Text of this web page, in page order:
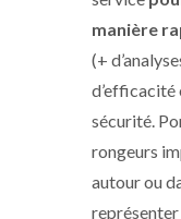
manière
(+
d’efficacité
sécurité.
rongeurs
autour ou
représenter